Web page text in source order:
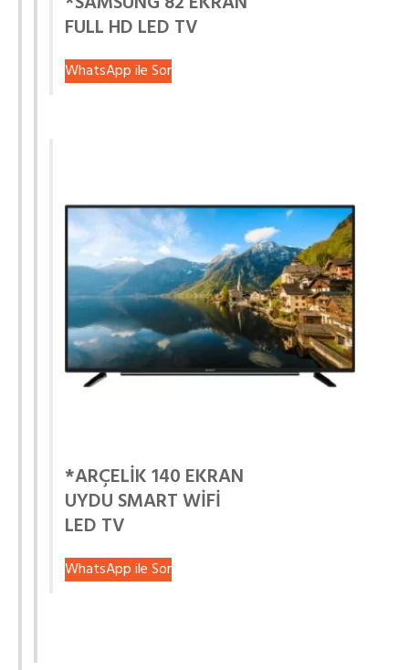
FULL HD LED TV
WhatsApp ile Sor
*ARÇELİK 140 EKRAN
UYDU SMART WİFİ
LED TV
WhatsApp ile Sor